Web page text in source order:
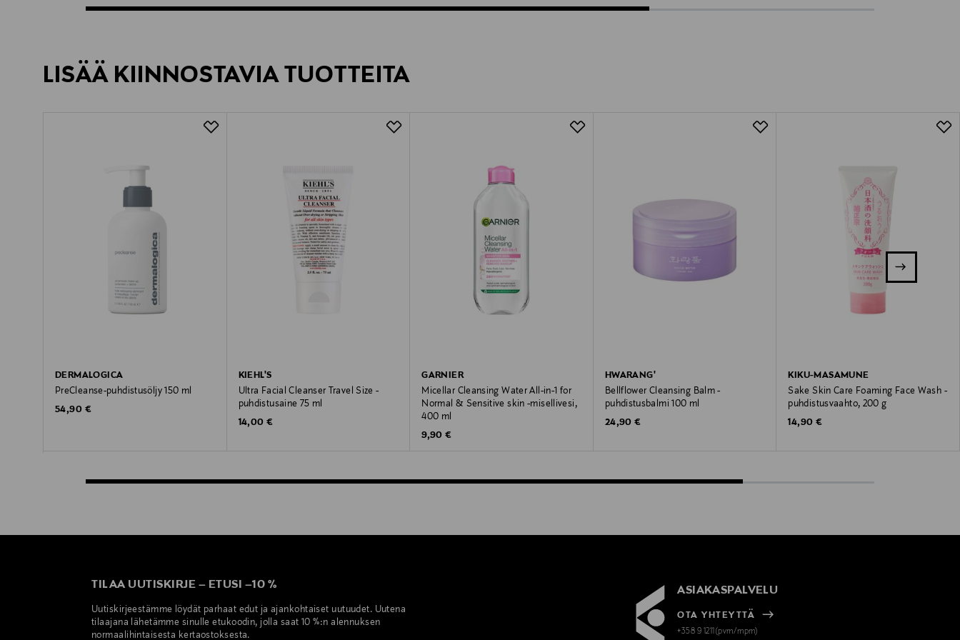
LISÄÄ KIINNOSTAVIA TUOTTEITA
DERMALOGICA
PreCleanse-puhdistusöljy 150 ml
Original Price
54,90 €
KIEHL'S
Ultra Facial Cleanser Travel Size -
puhdistusaine 75 ml
Original Price
14,00 €
GARNIER
Micellar Cleansing Water All-in-1 for
Normal & Sensitive skin -misellivesi,
400 ml
Original Price
9,90 €
HWARANG'
Bellflower Cleansing Balm -
puhdistusbalmi 100 ml
Original Price
24,90 €
KIKU-MASAMUNE
Sake Skin Care Foaming Face Wash -
puhdistusvaahto, 200 g
Original Price
14,90 €
TILAA UUTISKIRJE – ETUSI –10 %
Uutiskirjeestämme löydät parhaat edut ja ajankohtaiset uutuudet. Uutena
tilaajana lähetämme sinulle etukoodin, jolla saat 10 %:n alennuksen
normaalihintaisesta kertaostoksesta.
ASIAKASPALVELU
OTA YHTEYTTÄ
+358 9 1211(pvm/mpm)